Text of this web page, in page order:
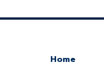
Home